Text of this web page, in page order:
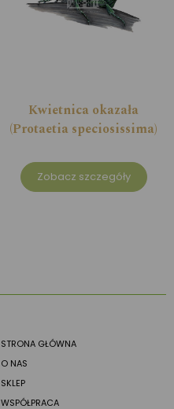
Kwietnica okazała
(Protaetia speciosissima)
Zobacz szczegóły
STRONA GŁÓWNA
O NAS
SKLEP
WSPÓŁPRACA